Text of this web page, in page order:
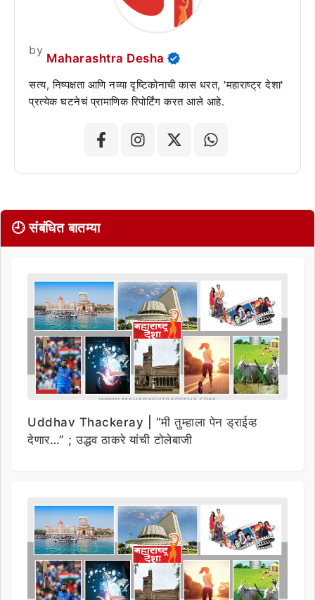
by
Maharashtra Desha
सत्य, निष्पक्षता आणि नव्या दृष्टिकोनाची कास धरत, 'महाराष्ट्र देशा'
प्रत्येक घटनेचं प्रामाणिक रिपोर्टिंग करत आले आहे.
🕘 संबंधित बातम्या
Uddhav Thackeray | “मी तुम्हाला पेन ड्राईव्ह
देणार…” ; उद्धव ठाकरे यांची टोलेबाजी